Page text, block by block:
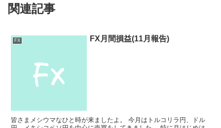
関連記事
FX FX月間損益(11月報告)
皆さまメシウマなひと時が来ましたよ。 今月はトルコリラ円、ドル